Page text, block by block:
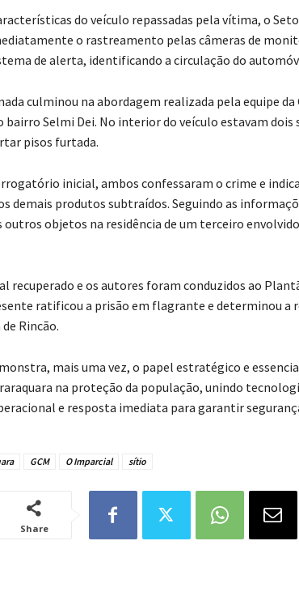
do veículo repassadas pela vítima, o
o rastreamento pelas câmeras de
de alerta, identificando a circulação do
culminou na abordagem realizada pela equipe da
bairro Selmi Dei. No interior do veículo estavam dois
pisos furtada.
inicial, ambos confessaram o crime e
demais produtos subtraídos. Seguindo as
outros objetos na residência de um terceiro
recuperado e os autores foram conduzidos ao
ratificou a prisão em flagrante e determinou a
Rincão.
mais uma vez, o papel estratégico e
na proteção da população, unindo
e resposta imediata para garantir
GCM O Imparcial sítio
Share